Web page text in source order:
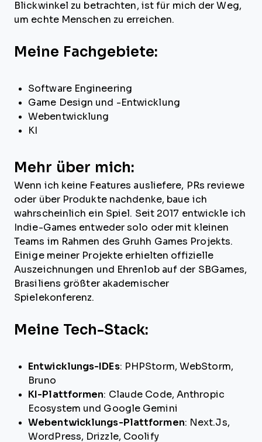
Blickwinkel zu betrachten, ist für mich der Weg,
um echte Menschen zu erreichen.
Meine Fachgebiete:
Software Engineering
Game Design und -Entwicklung
Webentwicklung
KI
Mehr über mich:
Wenn ich keine Features ausliefere, PRs reviewe
oder über Produkte nachdenke, baue ich
wahrscheinlich ein Spiel. Seit 2017 entwickle ich
Indie-Games entweder solo oder mit kleinen
Teams im Rahmen des Gruhh Games Projekts.
Einige meiner Projekte erhielten offizielle
Auszeichnungen und Ehrenlob auf der SBGames,
Brasiliens größter akademischer
Spielekonferenz.
Meine Tech-Stack:
Entwicklungs-IDEs: PHPStorm, WebStorm,
Bruno
KI-Plattformen: Claude Code, Anthropic
Ecosystem und Google Gemini
Webentwicklungs-Plattformen: Next.Js,
WordPress, Drizzle, Coolify